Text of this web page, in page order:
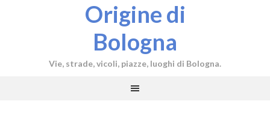
Origine di
Bologna
Vie, strade, vicoli, piazze, luoghi di Bologna.